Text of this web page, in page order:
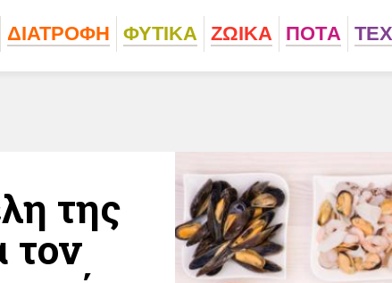
ΔΙΑΤΡΟΦΗ ΦΥΤΙΚA ΖΩΙΚA ΠΟΤA
της
τον